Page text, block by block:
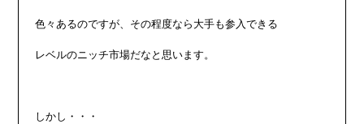
色々あるのですが、その程度なら大手も参入できる
レベルのニッチ市場だなと思います。
しかし・・・